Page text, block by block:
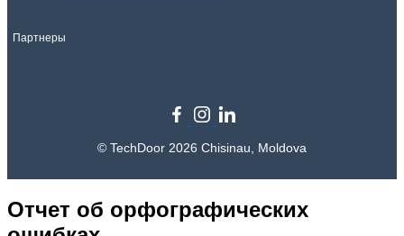
Партнеры
© TechDoor 2026 Chisinau, Moldova
Отчет об орфографических